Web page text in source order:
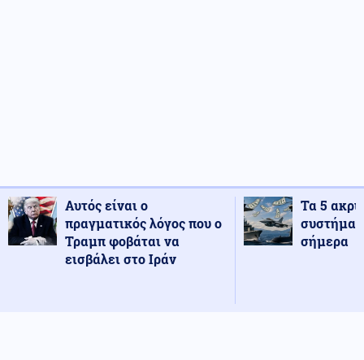
Αυτός είναι ο
πραγματικός λόγος που ο
Τραμπ φοβάται να
εισβάλει στο Ιράν
Τα 5
σήμερα